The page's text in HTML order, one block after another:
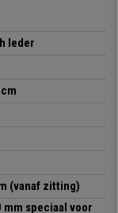
en een goede
de rugleuning in
vermoeidheid te
functie verlicht de
leder
(vanaf zitting)
mm speciaal voor